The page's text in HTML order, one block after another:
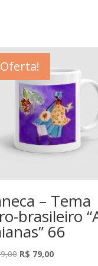
Oferta!
– Tema
brasileiro
66
O
R$ 79,00O